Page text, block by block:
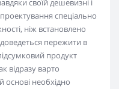
своїй дешевизні і
спеціально
ніж встановлено
пережити в
продукт
відразу варто
необхідно